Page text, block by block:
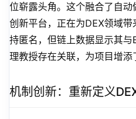
位崭露头角。这个融合了自
创新平台，正在为DEX领域
持匿名，但链上数据显示其
理教授存在关联，为项目增添
机制创新：重新定义